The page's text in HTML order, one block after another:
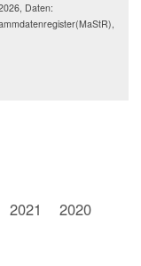
Daten:
2021 2020